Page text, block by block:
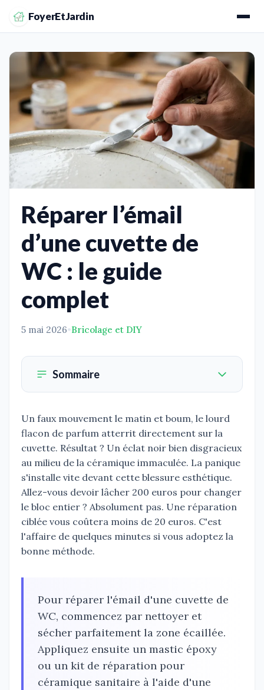
FoyerEtJardin
Réparer l’émail
d’une cuvette de
WC : le guide
complet
5 mai 2026•Bricolage et DIY
Sommaire
Un faux mouvement le matin et boum, le lourd
flacon de parfum atterrit directement sur la
cuvette. Résultat ? Un éclat noir bien disgracieux
au milieu de la céramique immaculée. La panique
s'installe vite devant cette blessure esthétique.
Allez-vous devoir lâcher 200 euros pour changer
le bloc entier ? Absolument pas. Une réparation
ciblée vous coûtera moins de 20 euros. C'est
l'affaire de quelques minutes si vous adoptez la
bonne méthode.
Pour réparer l'émail d'une cuvette de
WC, commencez par nettoyer et
sécher parfaitement la zone écaillée.
Appliquez ensuite un mastic époxy
ou un kit de réparation pour
céramique sanitaire à l'aide d'une